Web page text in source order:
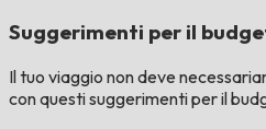
Suggerimenti per il
Il tuo viaggio non deve
con questi suggerimenti per il